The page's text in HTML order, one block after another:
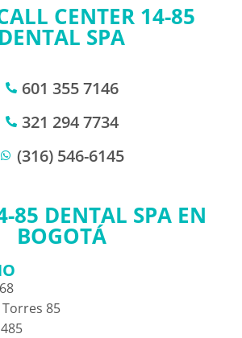
CENTER 14-85
DENTAL SPA
601 355 7146
321 294 7734
(316) 546-6145
85 DENTAL SPA EN
BOGOTÁ
85